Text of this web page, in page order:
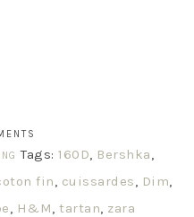
Tags: 160D, Bershka,
fin, cuissardes, Dim,
, H&M,tartan, zara